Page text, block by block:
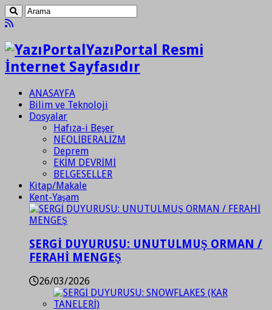
YazıPortal Resmi
İnternet Sayfasıdır
ANASAYFA
Bilim ve Teknoloji
Dosyalar
Hafıza-i Beşer
NEOLİBERALİZM
Deprem
EKİM DEVRİMİ
BELGESELLER
Kitap/Makale
Kent-Yaşam
SERGİ DUYURUSU: UNUTULMUŞ ORMAN /
FERAHİ MENGEŞ
26/03/2026